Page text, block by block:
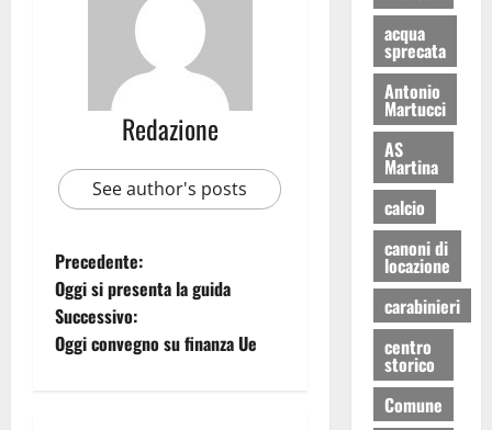
Redazione
See author's posts
Precedente:
Oggi si presenta la guida
Successivo:
Oggi convegno su finanza Ue
acqua
sprecata
Antonio
Martucci
AS
Martina
calcio
canoni di
locazione
carabinieri
centro
storico
Comune